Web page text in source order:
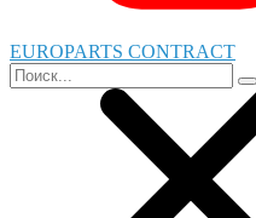
EUROPARTS CONTRACT